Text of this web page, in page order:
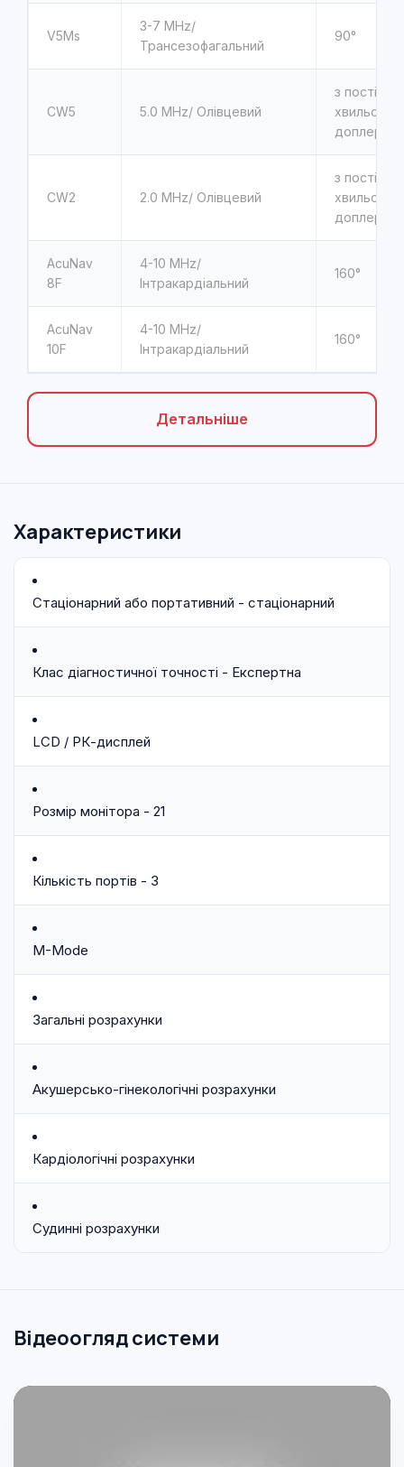
V5Ms
3-7 MHz/
Трансезофагальний
90°
CW5 5.0 MHz/ Олівцевий
з постійно
хвильовим
доплером
CW2 2.0 MHz/ Олівцевий
з постійно
хвильовим
доплером
AcuNav
8F
4-10 MHz/
Інтракардіальний
160°
AcuNav
10F
4-10 MHz/
Інтракардіальний
160°
Детальніше
Характеристики
Стаціонарний або портативний - стаціонарний
Клас діагностичної точності - Експертна
LCD / РК-дисплей
Розмір монітора - 21
Кількість портів - 3
M-Mode
Загальні розрахунки
Акушерсько-гінекологічні розрахунки
Кардіологічні розрахунки
Судинні розрахунки
Відеоогляд системи